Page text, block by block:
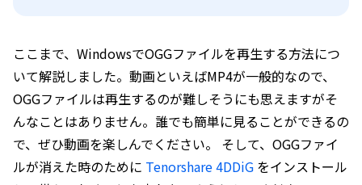
ここまで、WindowsでOGGファイルを再生する方法につ
いて解説しました。動画といえばMP4が一般的なので、
OGGファイルは再生するのが難しそうにも思えますがそ
んなことはありません。誰でも簡単に見ることができるの
で、ぜひ動画を楽しんでください。 そして、OGGファイ
ルが消えた時のために Tenorshare 4DDiG をインストール